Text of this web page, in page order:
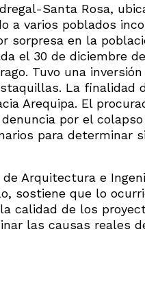
Santa Rosa,
a varios poblados
sorpresa en la
el 30 de diciembre
Tuvo una inversión
La finalidad
Arequipa. El
por el
para determinar
Arquitectura e
sostiene que lo
calidad de los
las causas reales